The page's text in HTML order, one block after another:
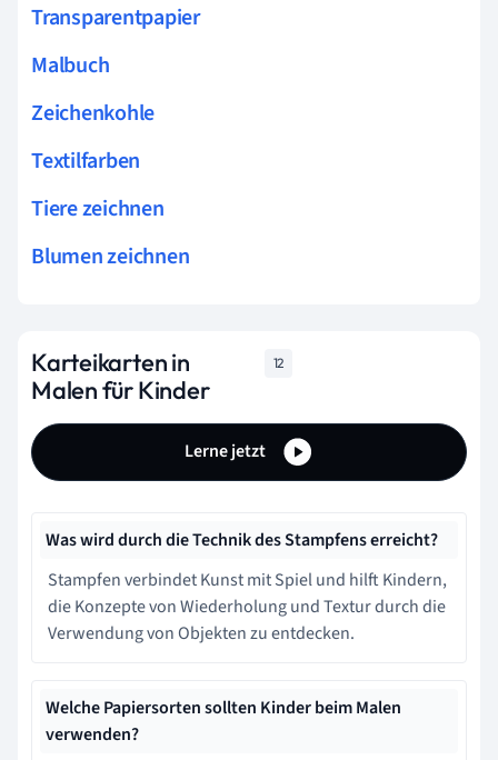
Transparentpapier
Malbuch
Zeichenkohle
Textilfarben
Tiere zeichnen
Blumen zeichnen
Karteikarten in
Malen für Kinder
12
Lerne jetzt
Was wird durch die Technik des Stampfens erreicht?
Stampfen verbindet Kunst mit Spiel und hilft Kindern,
die Konzepte von Wiederholung und Textur durch die
Verwendung von Objekten zu entdecken.
Welche Papiersorten sollten Kinder beim Malen
verwenden?